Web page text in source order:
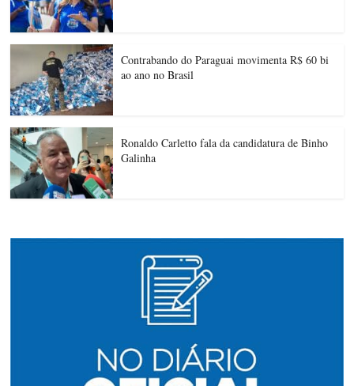
Contrabando do Paraguai movimenta R$ 60 bi
ao ano no Brasil
Ronaldo Carletto fala da candidatura de Binho
Galinha